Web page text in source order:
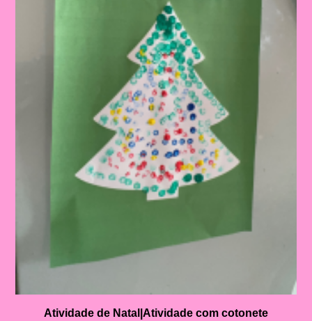
Atividade de Natal|Atividade com cotonete